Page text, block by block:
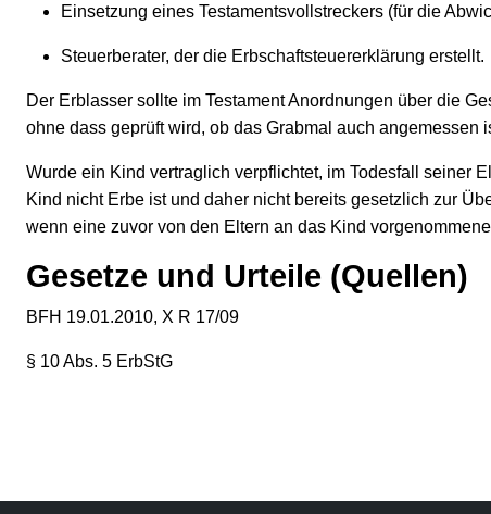
Einsetzung eines Testamentsvollstreckers (für die
Steuerberater, der die Erbschaftsteuererklärung erstellt.
Der Erblasser sollte im Testament Anordnungen über die
ohne dass geprüft wird, ob das Grabmal auch angemessen
Wurde ein Kind vertraglich verpflichtet, im Todesfall seiner
Kind nicht Erbe ist und daher nicht bereits gesetzlich zur
wenn eine zuvor von den Eltern an das Kind
Gesetze und Urteile (Quellen)
BFH 19.01.2010, X R 17/09
§ 10 Abs. 5 ErbStG